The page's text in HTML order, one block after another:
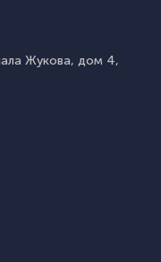
Жукова, дом 4,